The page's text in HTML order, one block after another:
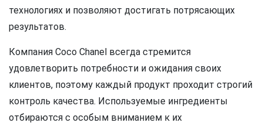
технологиях и позволяют достигать потрясающих
результатов.
Компания Coco Chanel всегда стремится
удовлетворить потребности и ожидания своих
клиентов, поэтому каждый продукт проходит строгий
контроль качества. Используемые ингредиенты
отбираются с особым вниманием к их